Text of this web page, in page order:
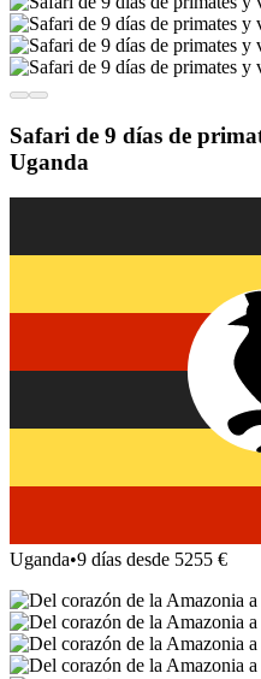
Safari de 9 días de
Uganda
Uganda•9 días desde 5255 €